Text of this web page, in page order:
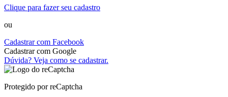
Clique para fazer seu cadastro
ou
Cadastrar com Facebook
Cadastrar com Google
Dúvida? Veja como se cadastrar.
Protegido por reCaptcha